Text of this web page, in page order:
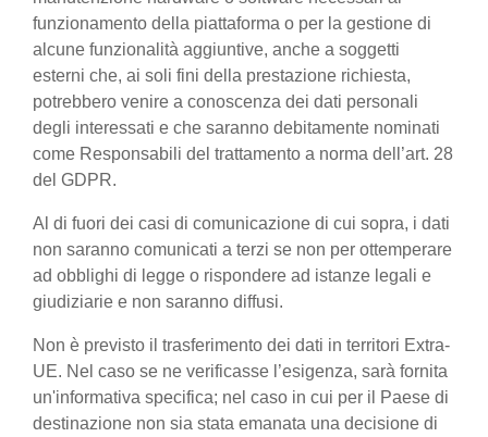
funzionamento della piattaforma o per la gestione di
alcune funzionalità aggiuntive, anche a soggetti
esterni che, ai soli fini della prestazione richiesta,
potrebbero venire a conoscenza dei dati personali
degli interessati e che saranno debitamente nominati
come Responsabili del trattamento a norma dell’art. 28
del GDPR.
Al di fuori dei casi di comunicazione di cui sopra, i dati
non saranno comunicati a terzi se non per ottemperare
ad obblighi di legge o rispondere ad istanze legali e
giudiziarie e non saranno diffusi.
Non è previsto il trasferimento dei dati in territori Extra-
UE. Nel caso se ne verificasse l’esigenza, sarà fornita
un'informativa specifica; nel caso in cui per il Paese di
destinazione non sia stata emanata una decisione di